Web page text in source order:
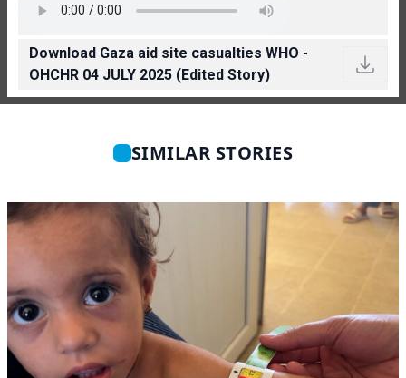
Download Gaza aid site casualties WHO -
OHCHR 04 JULY 2025 (Edited Story)
SIMILAR STORIES